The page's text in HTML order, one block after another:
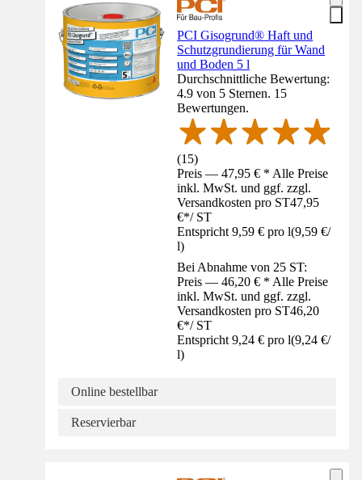
PCI Gisogrund® Haft und
Schutzgrundierung für Wand
und Boden 5 l
Durchschnittliche Bewertung:
4.9 von 5 Sternen. 15
Bewertungen.
(15)
Preis — 47,95 € * Alle Preise
inkl. MwSt. und ggf. zzgl.
Versandkosten pro ST47,95
€*/ ST
Entspricht 9,59 € pro l(9,59 €/
l)
Bei Abnahme von 25 ST:
Preis — 46,20 € * Alle Preise
inkl. MwSt. und ggf. zzgl.
Versandkosten pro ST46,20
€*/ ST
Entspricht 9,24 € pro l(9,24 €/
l)
Online bestellbar
Reservierbar